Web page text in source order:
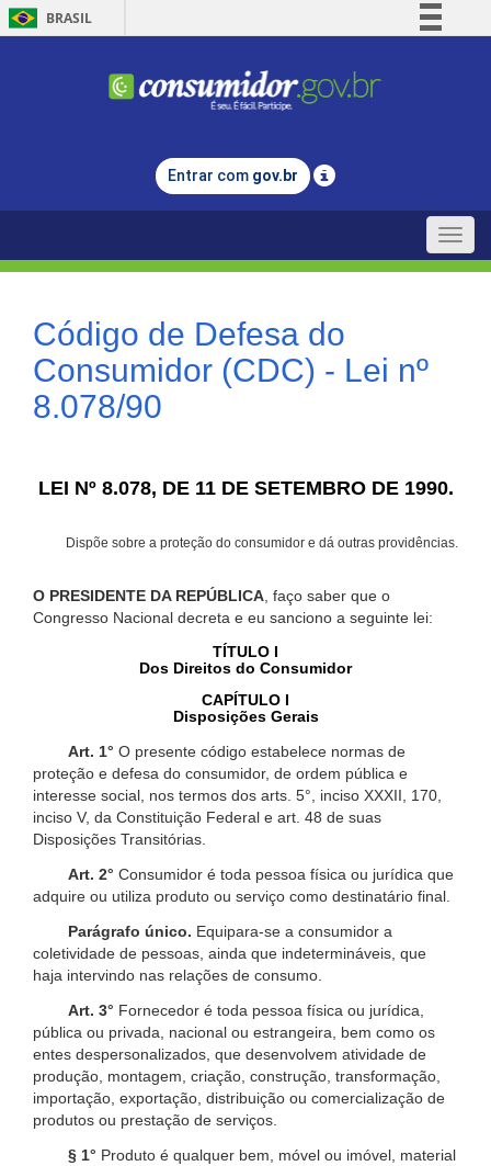
BRASIL
Comunica BR
Legislação
Entrar com gov.br
Toggle
Código de Defesa do
Consumidor (CDC) - Lei nº
8.078/90
LEI Nº 8.078, DE 11 DE SETEMBRO DE 1990.
Dispõe sobre a proteção do consumidor e dá outras providências.
O PRESIDENTE DA REPÚBLICA , faço saber que o
Congresso Nacional decreta e eu sanciono a seguinte lei:
TÍTULO I
Dos Direitos do Consumidor
CAPÍTULO I
Disposições Gerais
Art. 1° O presente código estabelece normas de
proteção e defesa do consumidor, de ordem pública e
interesse social, nos termos dos arts. 5°, inciso XXXII, 170,
inciso V, da Constituição Federal e art. 48 de suas
Disposições Transitórias.
Art. 2° Consumidor é toda pessoa física ou jurídica que
adquire ou utiliza produto ou serviço como destinatário final.
Parágrafo único. Equipara-se a consumidor a
coletividade de pessoas, ainda que indetermináveis, que
haja intervindo nas relações de consumo.
Art. 3° Fornecedor é toda pessoa física ou jurídica,
pública ou privada, nacional ou estrangeira, bem como os
entes despersonalizados, que desenvolvem atividade de
produção, montagem, criação, construção, transformação,
importação, exportação, distribuição ou comercialização de
produtos ou prestação de serviços.
§ 1° Produto é qualquer bem, móvel ou imóvel, material